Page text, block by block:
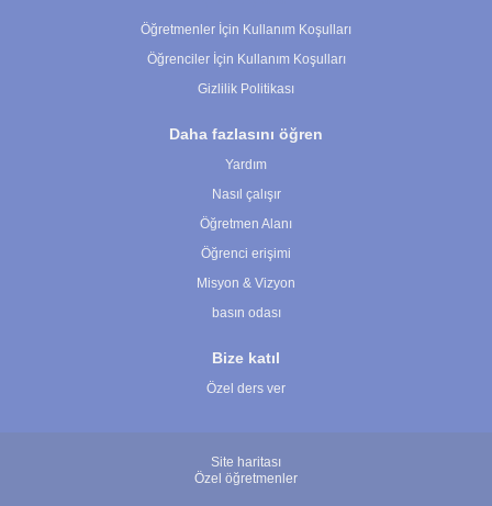
Öğretmenler İçin Kullanım Koşulları
Öğrenciler İçin Kullanım Koşulları
Gizlilik Politikası
Daha fazlasını öğren
Yardım
Nasıl çalışır
Öğretmen Alanı
Öğrenci erişimi
Misyon & Vizyon
basın odası
Bize katıl
Özel ders ver
Site haritası
Özel öğretmenler